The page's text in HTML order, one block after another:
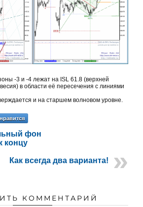
-3 и -4 лежат на ISL 61.8 (верхней
в области её пересечения с линиями
и на старшем волновом уровне.
фон
концу
Как всегда два варианта!
КОММЕНТАРИЙ